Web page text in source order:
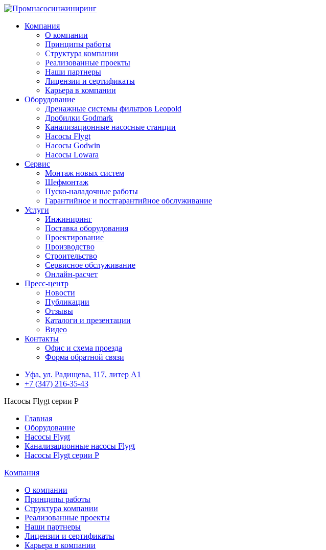
Компания
О компании
Принципы работы
Структура компании
Реализованные проекты
Наши партнеры
Лицензии и сертификаты
Карьера в компании
Оборудование
Дренажные системы фильтров Leopold
Дробилки Godmark
Канализационные насосные станции
Насосы Flygt
Насосы Godwin
Насосы Lowara
Сервис
Монтаж новых систем
Шефмонтаж
Пуско-наладочные работы
Гарантийное и постгарантийное обслуживание
Услуги
Инжиниринг
Поставка оборудования
Проектирование
Производство
Строительство
Сервисное обслуживание
Онлайн-расчет
Пресс-центр
Новости
Публикации
Отзывы
Каталоги и презентации
Видео
Контакты
Офис и схема проезда
Форма обратной связи
Уфа, ул. Радищева, 117, литер А1
+7 (347) 216-35-43
Насосы Flygt серии P
Главная
Оборудование
Насосы Flygt
Канализационные насосы Flygt
Насосы Flygt серии P
Компания
О компании
Принципы работы
Структура компании
Реализованные проекты
Наши партнеры
Лицензии и сертификаты
Карьера в компании